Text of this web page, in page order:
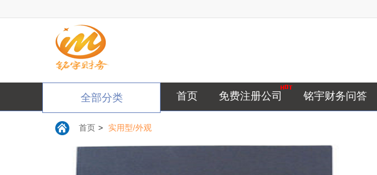
全部分类 首页 免费注册公司 铭宇财务问答
首页 > 实用型/外观